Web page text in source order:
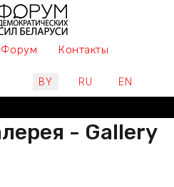
Форум Контакты
Выберите язык
BY RU EN
- Gallery